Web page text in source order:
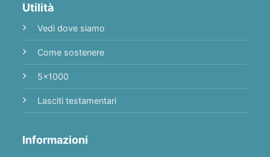
Utilità
Vedi dove siamo
Come sostenere
5x1000
Lasciti testamentari
Informazioni